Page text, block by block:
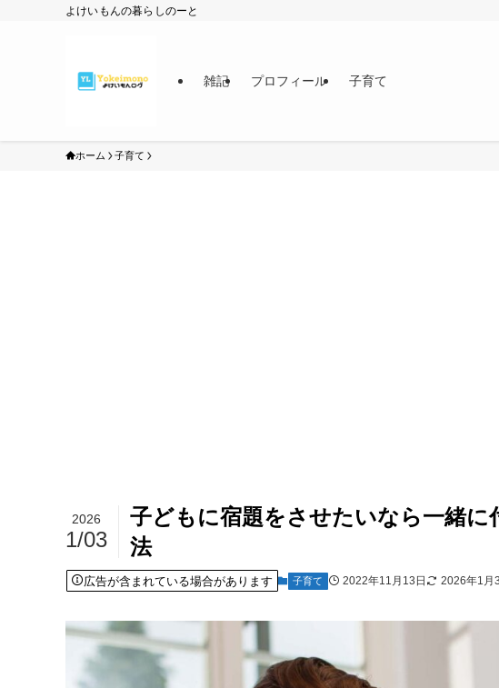
よけいもんの暮らしのーと
雑記 プロフィール 子育て
ホーム 子育て
子どもに宿題をさせたいなら一緒
法
2026
1/03
広告が含まれている場合があります 子育て 2022年11月13日 2026年1月